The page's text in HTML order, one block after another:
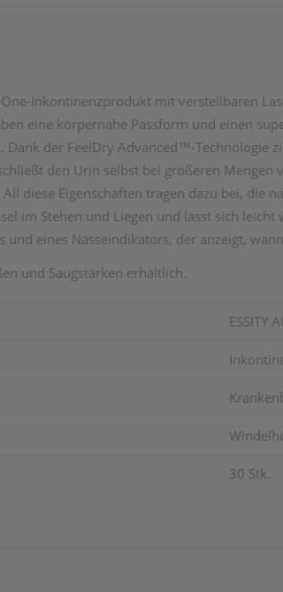
Inkontinenzprodukt mit verstellbaren
eine körpernahe Passform und einen
der FeelDry Advanced™-Technologie
den Urin selbst bei größeren
diese Eigenschaften tragen dazu bei, die
im Stehen und Liegen und lässt sich
eines Nässeindikators, der anzeigt,
und Saugstärken erhältlich.
ESSITY
30 Stk.